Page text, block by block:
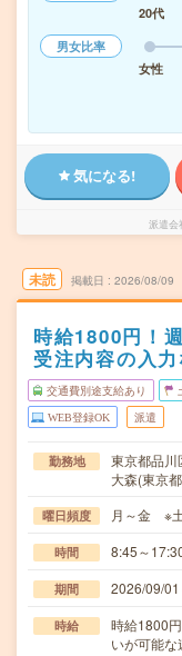
20代
男女比率
女性
気になる!
派遣会
未読 掲載日 2026/08/09
時給1800円！
受注内容の入
交通費別途支給あり
WEB登録OK 派遣
勤務地
東京都品川
大森(東京
曜日頻度 月～金 ※
時間 8:45～
期間 2026/09/
時給
時給1800
いが可能な